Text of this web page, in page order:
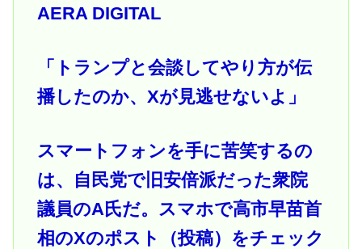
AERA DIGITAL
「トランプと会談してやり方が伝
播したのか、Xが見逃せないよ」
スマートフォンを手に苦笑するの
は、自民党で旧安倍派だった衆院
議員のA氏だ。スマホで高市早苗首
相のXのポスト（投稿）をチェック